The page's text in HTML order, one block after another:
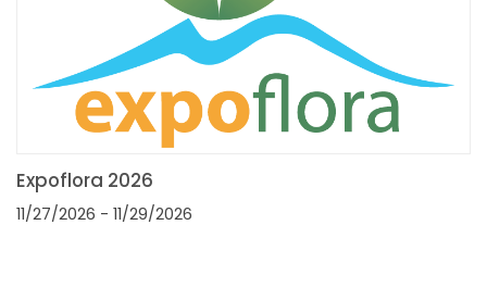
Expoflora 2026
11/27/2026 - 11/29/2026